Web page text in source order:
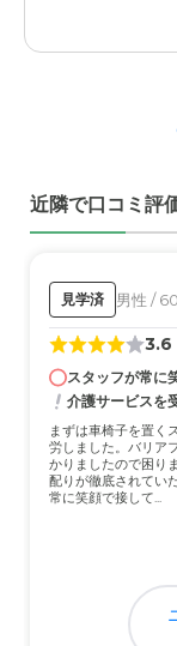
スタッフの方が
囲気が良いと思
外観・内装・居
とても広くて清
でとても良いと
介護医療サービ
入居前は本人は
が見学に行って
るので何よりだ
自宅からとて
に問題もなく
がたいです。
近隣で口コミ評
見学済 男性 /
3.6
スタッフが常に
介護サービスを
まずは車椅子を置く
労しました。バリア
かりましたので困り
配りが徹底されてい
常に笑顔で接して...